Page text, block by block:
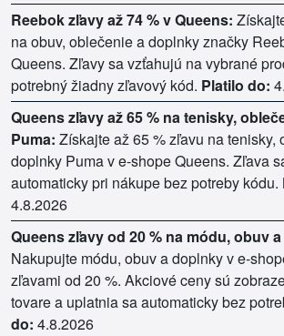
Reebok zľavy až 74 % v Queens:
na obuv, oblečenie a doplnky značky
Queens. Zľavy sa vzťahujú na vybrané
potrebný žiadny zľavový kód. Platilo do:
Queens zľavy až 65 % na tenisky,
Puma: Získajte až 65 % zľavu na tenisky,
doplnky Puma v e-shope Queens. Zľava
automaticky pri nákupe bez potreby kódu.
4.8.2026
Queens zľavy od 20 % na módu, obuv
Nakupujte módu, obuv a doplnky v e-
zľavami od 20 %. Akciové ceny sú
tovare a uplatnia sa automaticky bez
do: 4.8.2026